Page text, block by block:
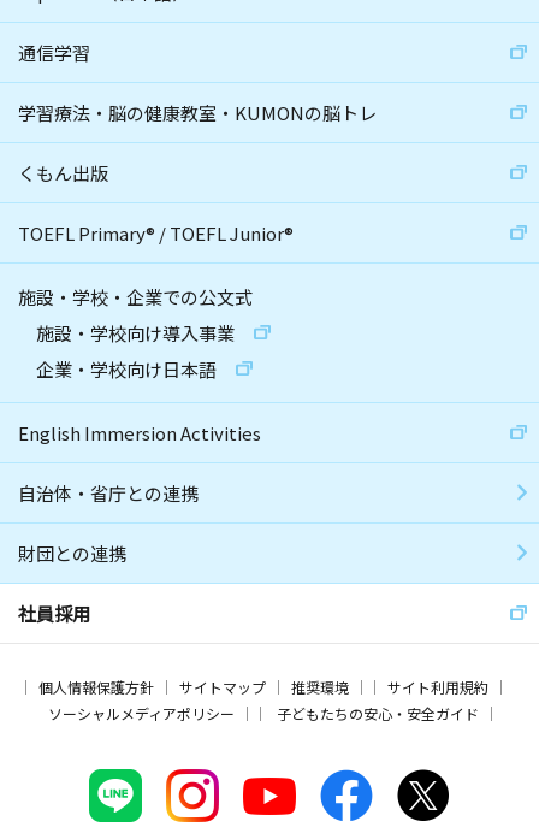
通信学習
学習療法・脳の健康教室・KUMONの脳トレ
くもん出版
TOEFL Primary® /TOEFL Junior®
施設・学校・企業での公文式
施設・学校向け導入事業
企業・学校向け日本語
English Immersion Activities
自治体・省庁との連携
財団との連携
社員採用
個人情報保護方針 サイトマップ 推奨環境
サイト利用規約
ソーシャルメディアポリシー
子どもたちの安心・安全ガイド